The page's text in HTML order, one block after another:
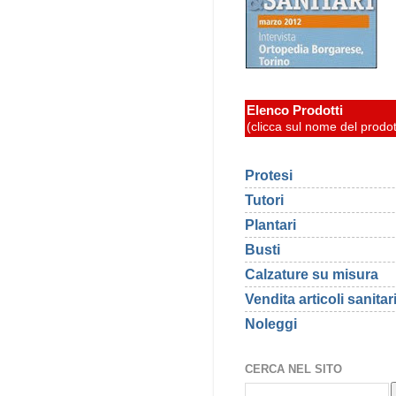
Elenco Prodotti
(clicca sul nome del
Protesi
Tutori
Plantari
Busti
Calzature su misura
Vendita articoli sanitari
Noleggi
CERCA NEL SITO